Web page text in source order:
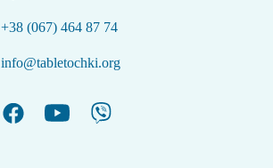
+38 (067) 464 87 74
info@tabletochki.org